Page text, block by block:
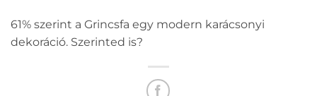
61% szerint a Grincsfa egy modern karácsonyi
dekoráció. Szerinted is?